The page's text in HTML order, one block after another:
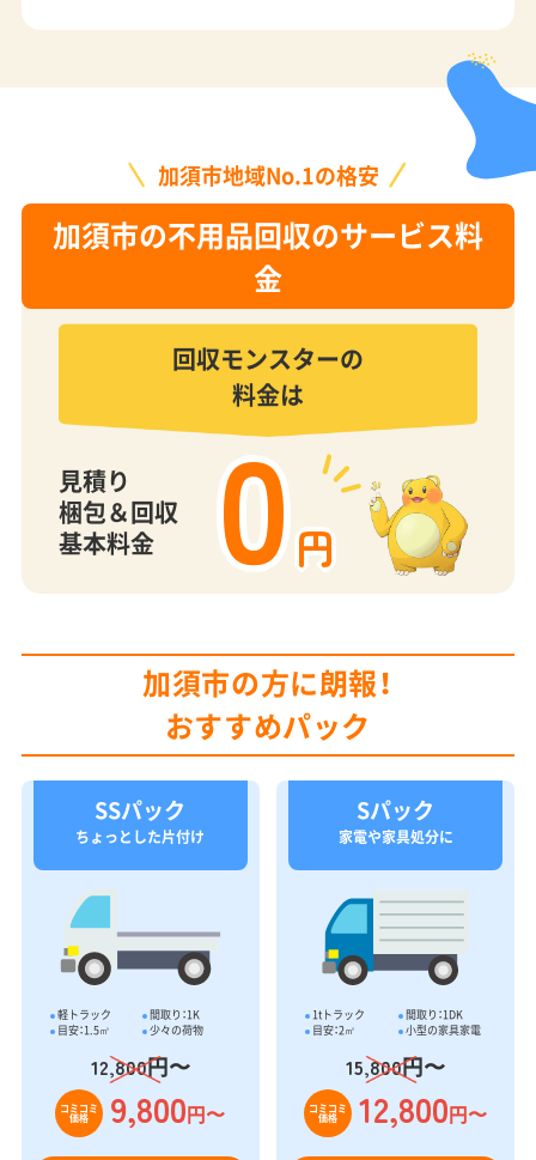
加須市地域No.1の格安
加須市の不用品回収のサービス料
金
回収モンスターの
料金は
見積り
梱包＆回収
基本料金
0円
加須市の方に朗報！
おすすめパック
SSパック
ちょっとした片付け
軽トラック
間取り：1K
目安：1.5㎥
少々の荷物
12,800円〜
コミコミ
価格 9,800円〜
Sパック
家電や家具処分に
1tトラック
間取り：1DK
目安：2㎥
小型の家具家電
15,800円〜
コミコミ
価格 12,800円〜